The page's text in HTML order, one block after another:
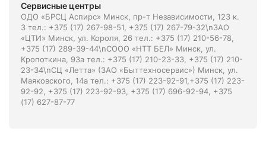
Сервисные центры
ОДО «БРСЦ Аспирс» Минск, пр-т Независимости, 123 к.
3 тел.: +375 (17) 267-98-51, +375 (17) 267-79-32\nЗАО
«ЦТИ» Минск, ул. Короля, 26 тел.: +375 (17) 210-56-78,
+375 (17) 289-39-44\nСООО «НТТ БЕЛ» Минск, ул.
Кропоткина, 93а тел.: +375 (17) 210-23-33, +375 (17) 210-
23-34\nСЦ «Летта» (ЗАО «Быттехносервис») Минск, ул.
Маяковского, 14а тел.: +375 (17) 223-92-91,+375 (17) 223-
92-92, +375 (17) 223-92-93, +375 (17) 696-92-94, +375
(17) 627-87-77